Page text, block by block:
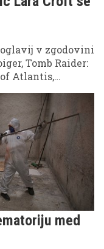
v zgodovini
Tomb Raider:
Atlantis,
še širšemu
med